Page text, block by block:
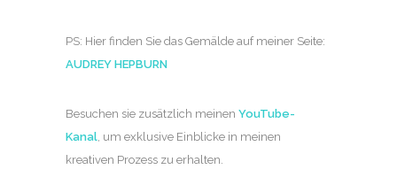
PS: Hier finden Sie das Gemälde auf meiner Seite:
AUDREY HEPBURN
Besuchen sie zusätzlich meinen YouTube-
Kanal, um exklusive Einblicke in meinen
kreativen Prozess zu erhalten.